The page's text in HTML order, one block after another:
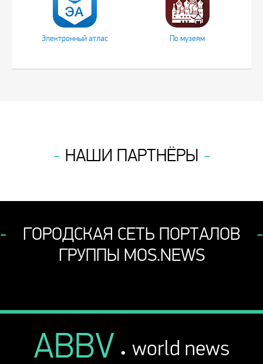
Электронный атлас По музеям
НАШИ ПАРТНЁРЫ
ГОРОДСКАЯ СЕТЬ ПОРТАЛОВ
ГРУППЫ MOS.NEWS
ABBV . world news